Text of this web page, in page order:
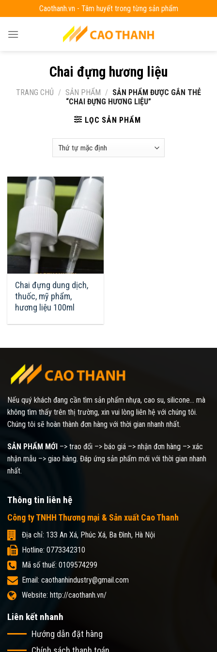
to
content
Caothanh.vn - Tâm huyết trong từng sản phẩm
Chai đựng hương liệu
TRANG CHỦ / SẢN PHẨM / SẢN PHẨM ĐƯỢC GẮN THẺ
“CHAI ĐỰNG HƯƠNG LIỆU”
LỌC SẢN PHẨM
Chai đựng dung dịch,
thuốc, mỹ phẩm,
hương liệu 100ml
Nếu quý khách đang cần tìm sản phẩm nhựa, cao su, silicone... mà
không tìm thấy trên thị trường, xin vui lòng liên hệ với chúng tôi.
Chúng tôi sẽ hoàn thành đơn hàng với thời gian nhanh nhất.
SẢN PHẨM MỚI –> trao đổi –> báo giá –> nhận đơn hàng –> xác
nhận mẫu –> giao hàng. Đáp ứng sản phẩm mới với thời gian nhanh
nhất.
Thông tin liên hệ
Công ty TNHH Thương mại & Sản xuất Cao Thanh
Địa chỉ: 133 An Xá, Phúc Xá, Ba Đình, Hà Nội
Hotline: 0773342310
Mã số thuế: 0109574299
Email: caothanhindustry@gmail.com
Website: http://caothanh.vn/
Liên kết nhanh
Hướng dẫn đặt hàng